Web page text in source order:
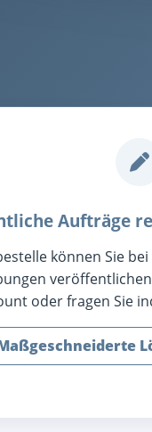
Aufträge
können Sie
oder fragen Sie